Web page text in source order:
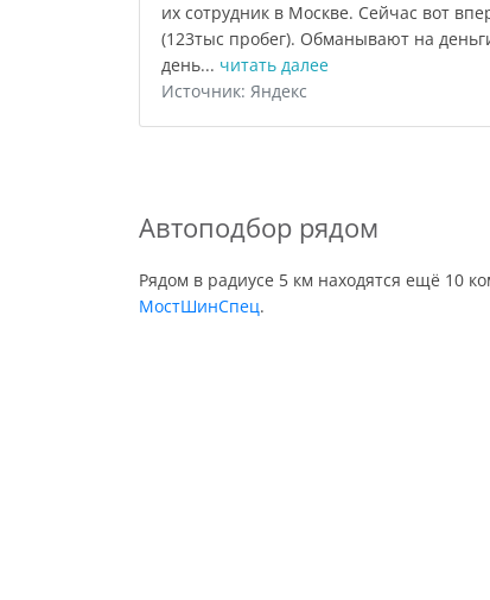
их сотрудник в Москве. Сейчас вот
(123тыс пробег). Обманывают на
день... читать далее
Источник: Яндекс
Автоподбор рядом
Рядом в радиусе 5 км находятся ещё 10
МостШинСпец.